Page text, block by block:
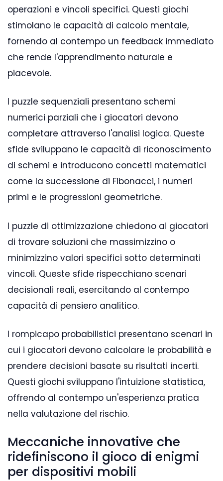
operazioni e vincoli specifici. Questi giochi
stimolano le capacità di calcolo mentale,
fornendo al contempo un feedback immediato
che rende l'apprendimento naturale e
piacevole.
I puzzle sequenziali presentano schemi
numerici parziali che i giocatori devono
completare attraverso l'analisi logica. Queste
sfide sviluppano le capacità di riconoscimento
di schemi e introducono concetti matematici
come la successione di Fibonacci, i numeri
primi e le progressioni geometriche.
I puzzle di ottimizzazione chiedono ai giocatori
di trovare soluzioni che massimizzino o
minimizzino valori specifici sotto determinati
vincoli. Queste sfide rispecchiano scenari
decisionali reali, esercitando al contempo
capacità di pensiero analitico.
I rompicapo probabilistici presentano scenari in
cui i giocatori devono calcolare le probabilità e
prendere decisioni basate su risultati incerti.
Questi giochi sviluppano l'intuizione statistica,
offrendo al contempo un'esperienza pratica
nella valutazione del rischio.
Meccaniche innovative che
ridefiniscono il gioco di enigmi
per dispositivi mobili